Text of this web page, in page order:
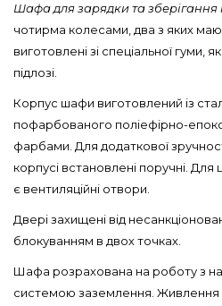
Шафа для зарядки та зберігання
чотирма колесами, два з яких
виготовлені зі спеціальної гуми,
підлозі.
Корпус шафи виготовлений із
пофарбованого поліефірно-
фарбами. Для додаткової
корпусі встановлені поручні. Для
є вентиляційні отвори.
Двері захищені від
блокуванням в двох точках.
Шафа розрахована на роботу з
системою заземлення. Живлення